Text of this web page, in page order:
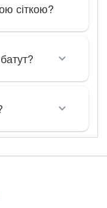
сіткою?